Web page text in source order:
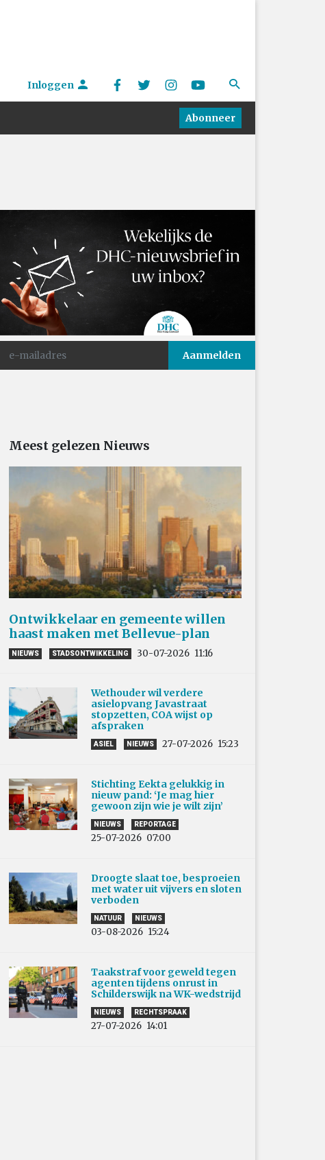
Inloggen
Abonneer
Meest gelezen Nieuws
Ontwikkelaar en gemeente willen
haast maken met Bellevue-plan
NIEUWS STADSONTWIKKELING 30-07-2026 11:16
Wethouder wil verdere
asielopvang Javastraat
stopzetten, COA wijst op
afspraken
ASIEL NIEUWS 27-07-2026 15:23
Stichting Eekta gelukkig in
nieuw pand: ‘Je mag hier
gewoon zijn wie je wilt zijn’
NIEUWS REPORTAGE
25-07-2026 07:00
Droogte slaat toe, besproeien
met water uit vijvers en sloten
verboden
NATUUR NIEUWS
03-08-2026 15:24
Taakstraf voor geweld tegen
agenten tijdens onrust in
Schilderswijk na WK-wedstrijd
NIEUWS RECHTSPRAAK
27-07-2026 14:01